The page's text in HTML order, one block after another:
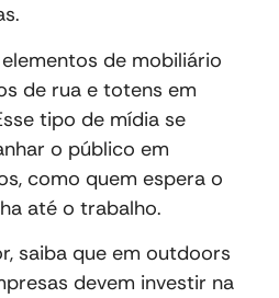
de mobiliário
de rua e totens em
tipo de mídia se
o público em
como quem espera o
até o trabalho.
saiba que em outdoors
devem investir na